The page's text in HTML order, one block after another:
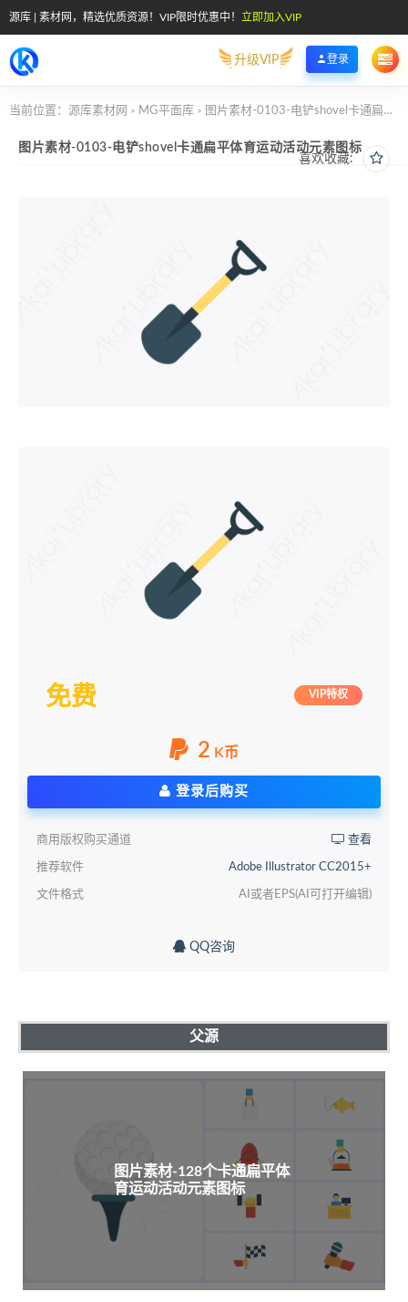
源库 | 素材网，精选优质资源！VIP限时优惠中！ 立即加入VIP
升级VIP 登录
当前位置： 源库素材网 > MG平面库 > 图片素材-0103-电铲shovel卡通扁平体育运动活动元素图标
喜欢收藏:
图片素材-0103-电铲shovel卡通扁平体育运动活动元素图标
免费 VIP特权
2 K币
登录后购买
商用版权购买通道 查看
推荐软件 Adobe Illustrator CC2015+
文件格式 AI或者EPS(AI可打开编辑)
QQ咨询
父源
图片素材-128个卡通扁平体
育运动活动元素图标